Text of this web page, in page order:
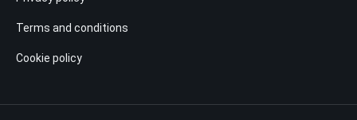
Terms and conditions
Cookie policy